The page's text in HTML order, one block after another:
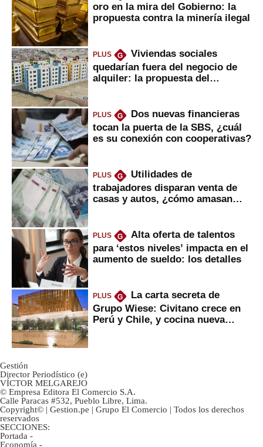
oro en la mira del Gobierno: la
propuesta contra la minería ilegal
PLUS G
Viviendas sociales
quedarían fuera del negocio de
alquiler: la propuesta del
PLUS G
Dos nuevas financieras
tocan la puerta de la SBS, ¿cuál
es su conexión con cooperativas?
PLUS G
Utilidades de
trabajadores disparan venta de
casas y autos, ¿cómo amasan
PLUS G
Alta oferta de talentos
para ‘estos niveles’ impacta en el
aumento de sueldo: los detalles
PLUS G
La carta secreta de
Grupo Wiese: Civitano crece en
Perú y Chile, y cocina nueva
Gestión
Director Periodístico (e)
VÍCTOR MELGAREJO
© Empresa Editora El Comercio S.A.
Calle Paracas #532, Pueblo Libre, Lima.
Copyright© | Gestion.pe | Grupo El Comercio | Todos los derechos
reservados
SECCIONES:
Portada -
Economía -